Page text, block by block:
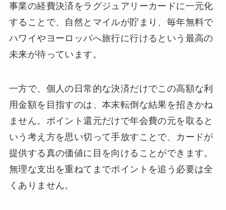
事業の経費決済をラグジュアリーカードに一元化
することで、自然とマイルが貯まり、毎年無料で
ハワイやヨーロッパへ旅行に行けるという最高の
未来が待っています。
一方で、個人の日常的な決済だけでこの高額な利
用金額を目指すのは、本末転倒な結果を招きかね
ません。ポイント還元だけで年会費の元を取ると
いう考え方を思い切って手放すことで、カードが
提供する真の価値に目を向けることができます。
無理な支出を重ねてまでポイントを追う必要は全
くありません。